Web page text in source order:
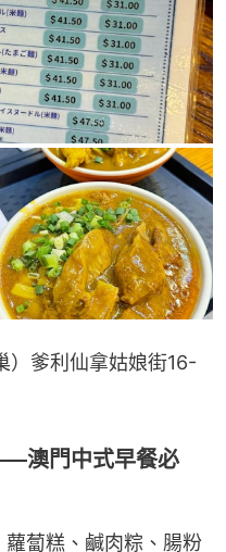
）爹利仙拿姑娘街16-
澳門中式早餐必
蔔糕、鹹肉粽、腸粉